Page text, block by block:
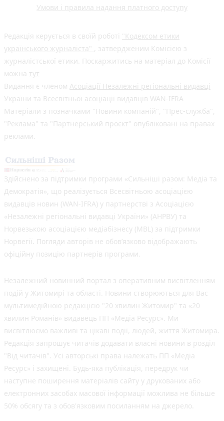
Умови і правила надання платного доступу
Редакція керується в своїй роботі "Кодексом етики
українського журналіста" , затвердженим Комісією з
журналістської етики. Поскаржитись на матеріал до Комісії
можна тут
Видання є членом Асоціації Незалежні регіональні видавці
України та Всесвітньої асоціації видавців WAN-IFRA
Матеріали з позначками "Новини компаній", "Прес-служба",
"Реклама" та "Партнерський проєкт" опубліковані на правах
реклами.
Здійснено за підтримки програми «Сильніші разом: Медіа та
Демократія», що реалізується Всесвітньою асоціацією
видавців новин (WAN-IFRA) у партнерстві з Асоціацією
«Незалежні регіональні видавці України» (АНРВУ) та
Норвезькою асоціацією медіабізнесу (MBL) за підтримки
Норвегії. Погляди авторів не обов’язково відображають
офіційну позицію партнерів програми.
Незалежний новинний портал з оперативним висвітленням
подій у Житомирі та області. Новини створюються для Вас
мультимедійною редакцією "20 хвилин Житомир" та «20
хвилин Романів» видавець ПП «Медіа Ресурс». Ми
висвітлюємо важливі та цікаві події, людей, життя Житомира.
Редакція запрошує читачів додавати власні новини в розділ
"Від читачів". Усі авторські права належать ПП «Медіа
Ресурс» і захищені. Будь-яка публiкацiя, передрук чи
наступне поширення матеріалів сайту у друкованих або
електронних засобах масової інформації можлива не більше
50% обсягу та з обов'язковим посиланням на джерело.